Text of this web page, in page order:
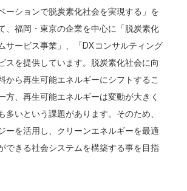
ーションで脱炭素化社会を実現する」を
、福岡・東京の企業を中心に「脱炭素化
サービス事業」、「DXコンサルティング
スを提供しています。脱炭素化社会に向
から再生可能エネルギーにシフトするこ
方、再生可能エネルギーは変動が大きく
多いという課題があります。そのため、
ーを活用し、クリーンエネルギーを最適
できる社会システムを構築する事を目指